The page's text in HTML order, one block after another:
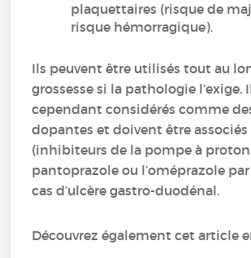
plaquettaires (risque de
risque hémorragique).
Ils peuvent être utilisés tout au
grossesse si la pathologie l’exige.
cependant considérés comme
dopantes et doivent être associés
(inhibiteurs de la pompe à
pantoprazole ou l’oméprazole
cas d’ulcère gastro-duodénal.
Découvrez également cet article